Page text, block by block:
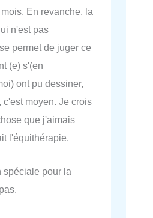
En revanche, la
n'est pas
permet de juger ce
(e) s'(en
ont pu dessiner,
c'est moyen. Je crois
que j'aimais
l'équithérapie.
spéciale pour la